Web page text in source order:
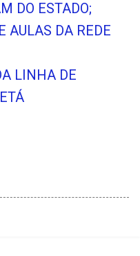
DO ESTADO;
AULAS DA REDE
LINHA DE